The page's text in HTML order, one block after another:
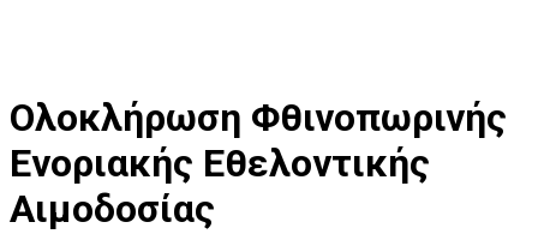
Ολοκλήρωση Φθινοπωρινής
Ενοριακής Εθελοντικής
Αιμοδοσίας